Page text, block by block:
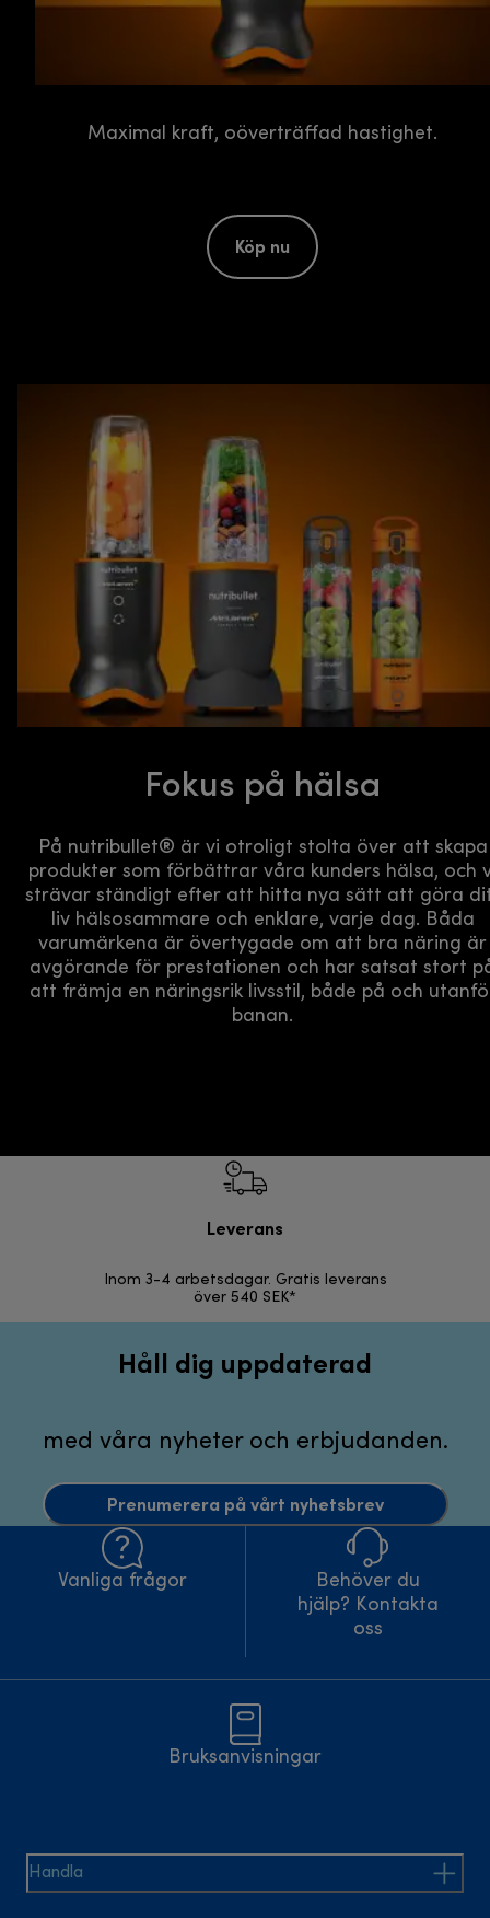
Maximal kraft, oöverträffad hastighet.
Köp nu
Fokus på hälsa
På nutribullet® är vi otroligt stolta över att skapa
produkter som förbättrar våra kunders hälsa, och
strävar ständigt efter att hitta nya sätt att göra
liv hälsosammare och enklare, varje dag. Båda
varumärkena är övertygade om att bra näring är
avgörande för prestationen och har satsat stort
att främja en näringsrik livsstil, både på och
banan.
Leverans
Inom 3-4 arbetsdagar. Gratis leverans
över 540 SEK*
Håll dig uppdaterad
med våra nyheter och erbjudanden.
Prenumerera på vårt nyhetsbrev
Vanliga frågor
Behöver du
hjälp? Kontakta
oss
Bruksanvisningar
Handla